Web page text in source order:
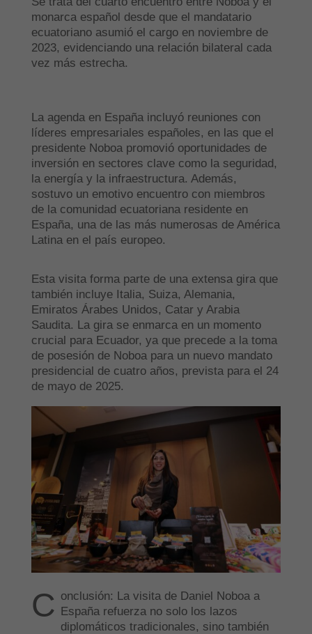
monarca español desde que el mandatario
ecuatoriano asumió el cargo en noviembre de
2023, evidenciando una relación bilateral cada
vez más estrecha.
La agenda en España incluyó reuniones con
líderes empresariales españoles, en las que el
presidente Noboa promovió oportunidades de
inversión en sectores clave como la seguridad,
la energía y la infraestructura. Además,
sostuvo un emotivo encuentro con miembros
de la comunidad ecuatoriana residente en
España, una de las más numerosas de América
Latina en el país europeo.
Esta visita forma parte de una extensa gira que
también incluye Italia, Suiza, Alemania,
Emiratos Árabes Unidos, Catar y Arabia
Saudita. La gira se enmarca en un momento
crucial para Ecuador, ya que precede a la toma
de posesión de Noboa para un nuevo mandato
presidencial de cuatro años, prevista para el 24
de mayo de 2025.
C onclusión: La visita de Daniel Noboa a
España refuerza no solo los lazos
diplomáticos tradicionales, sino también